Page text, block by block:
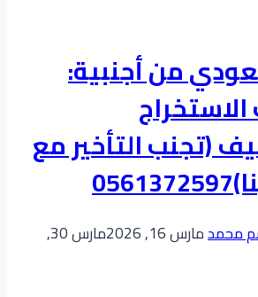
من أجنبية:
(تجنب التأخير مع
محمدمارس 16, 2026
مارس 30,